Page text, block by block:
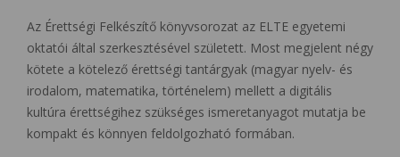
Az Érettségi Felkészítő könyvsorozat az ELTE egyetemi
oktatói által szerkesztésével született. Most megjelent négy
kötete a kötelező érettségi tantárgyak (magyar nyelv- és
irodalom, matematika, történelem) mellett a digitális
kultúra érettségihez szükséges ismeretanyagot mutatja be
kompakt és könnyen feldolgozható formában.